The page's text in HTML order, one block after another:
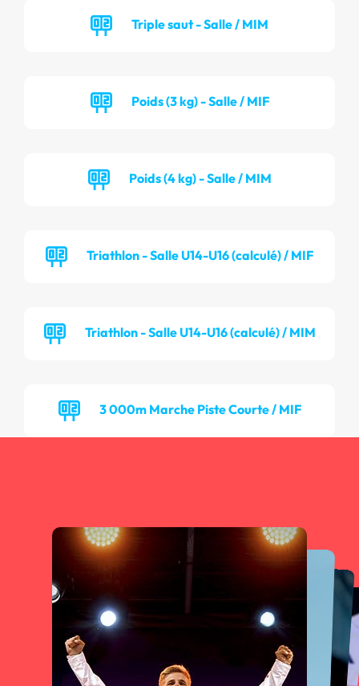
Triple saut - Salle / MIM
Poids (3 kg) - Salle / MIF
Poids (4 kg) - Salle / MIM
Triathlon - Salle U14-U16 (calculé) / MIF
Triathlon - Salle U14-U16 (calculé) / MIM
3 000m Marche Piste Courte / MIF